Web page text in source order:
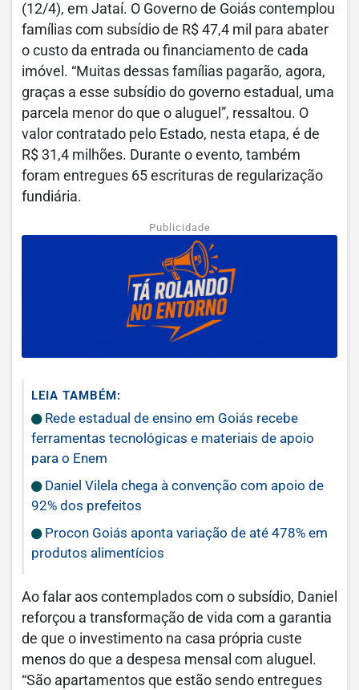
(12/4), em Jataí. O Governo de Goiás contemplou
famílias com subsídio de R$ 47,4 mil para abater
o custo da entrada ou financiamento de cada
imóvel. “Muitas dessas famílias pagarão, agora,
graças a esse subsídio do governo estadual, uma
parcela menor do que o aluguel”, ressaltou. O
valor contratado pelo Estado, nesta etapa, é de
R$ 31,4 milhões. Durante o evento, também
foram entregues 65 escrituras de regularização
fundiária.
Publicidade
LEIA TAMBÉM:
Rede estadual de ensino em Goiás recebe
ferramentas tecnológicas e materiais de apoio
para o Enem
Daniel Vilela chega à convenção com apoio de
92% dos prefeitos
Procon Goiás aponta variação de até 478% em
produtos alimentícios
Ao falar aos contemplados com o subsídio, Daniel
reforçou a transformação de vida com a garantia
de que o investimento na casa própria custe
menos do que a despesa mensal com aluguel.
“São apartamentos que estão sendo entregues